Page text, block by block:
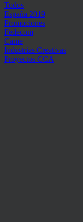
Todos
España 2019
Promociones
Fedecom
Came
Industrias Creativas
Proyectos CCA